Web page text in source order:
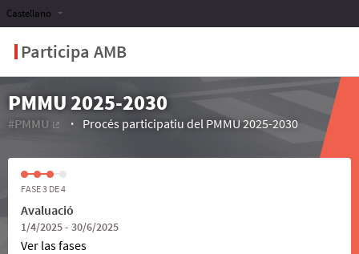
Participa AMB
Castellano
PMMU 2025-2030
#PMMU
Procés participatiu del PMMU 2025-2030
FASE 3 DE 4
Avaluació
1/4/2025 - 30/6/2025
Ver las fases